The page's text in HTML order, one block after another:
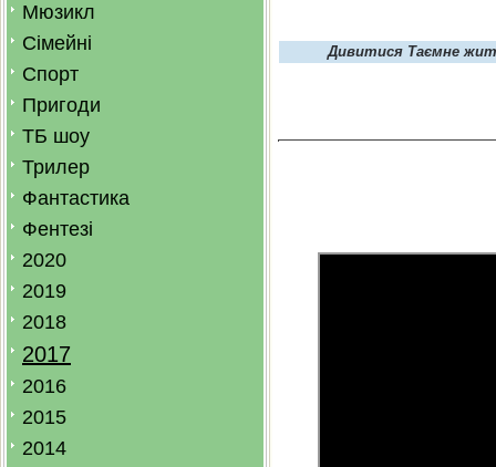
Мюзикл
Сімейні
Спорт
Пригоди
ТБ шоу
Трилер
Фантастика
Фентезі
2020
2019
2018
2017
2016
2015
2014
Дивитися Таємне